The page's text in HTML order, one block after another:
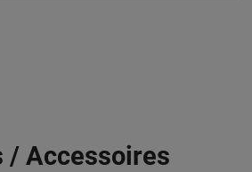
/ Accessoires